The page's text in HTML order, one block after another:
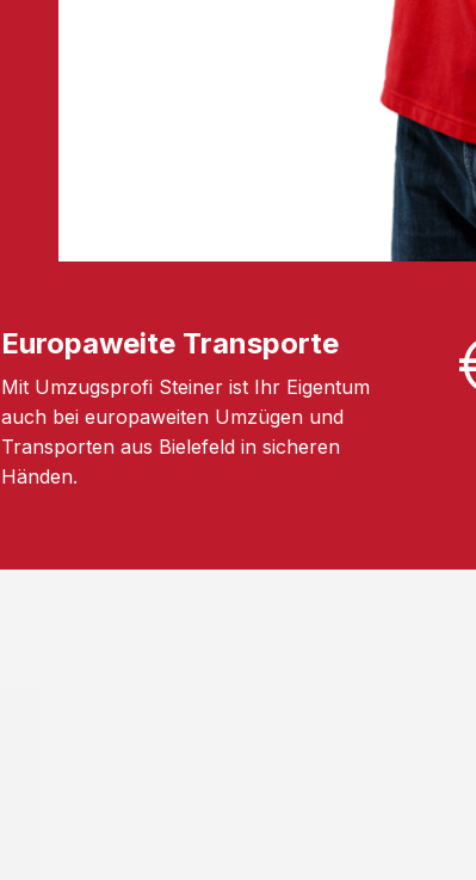
Europaweite Transporte
Mit Umzugsprofi Steiner ist Ihr Eigentum
auch bei europaweiten Umzügen und
Transporten aus Bielefeld in sicheren
Händen.